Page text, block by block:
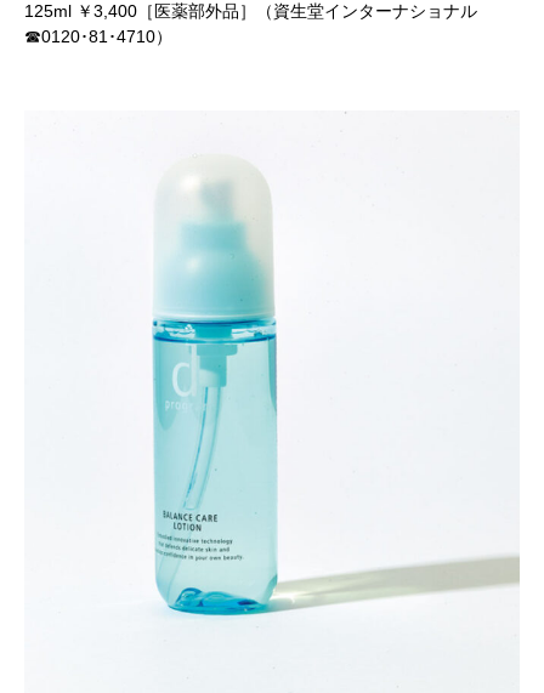
125ml ￥3,400［医薬部外品］（資生堂インターナショナル
☎0120･81･4710）